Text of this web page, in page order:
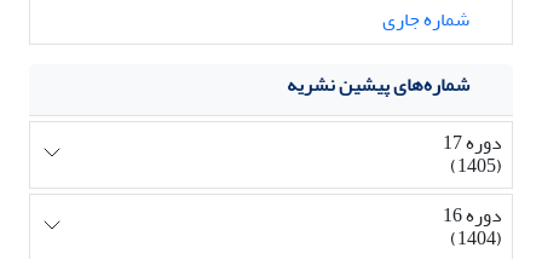
شماره جاری
شماره‌های پیشین نشریه
دوره 17
(1405)
دوره 16
(1404)